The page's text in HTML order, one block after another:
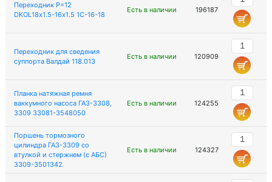
Переходник P=12
DKOL18х1.5-16х1.5 1C-16-18
Есть в наличии 196187
Переходник для сведения
суппорта Валдай 118.013
Есть в наличии 120909
Планка натяжная ремня
ваккумного насоса ГАЗ-3308,
3309 33081-3548050
Есть в наличии 124255
Поршень тормозного
цилиндра ГАЗ-3309 со
втулкой и стержнем (с АБС)
3309-3501342
Есть в наличии 124327